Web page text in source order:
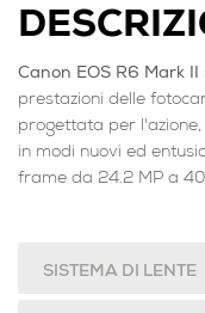
Canon EOS R6 Mark II
prestazioni delle
progettata per
in modi nuovi ed
frame da 24.2 MP a
SISTEMA DI LENTE